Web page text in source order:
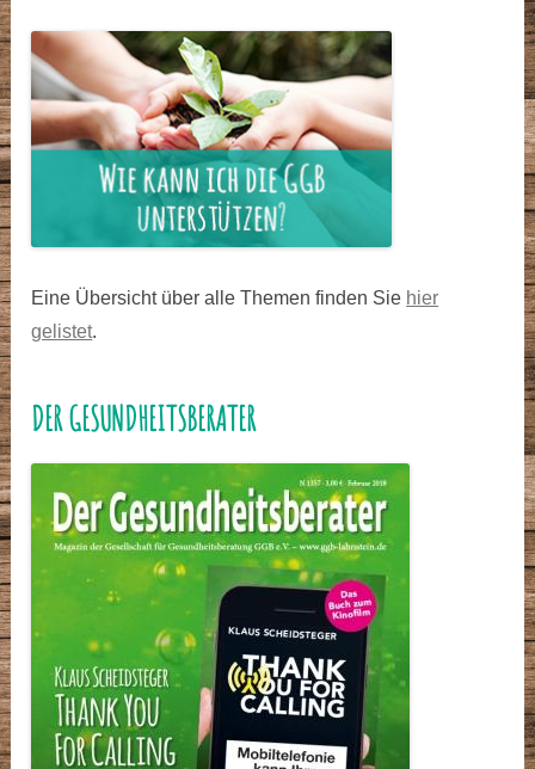
Eine Übersicht über alle Themen finden Sie hier
gelistet.
DER GESUNDHEITSBERATER